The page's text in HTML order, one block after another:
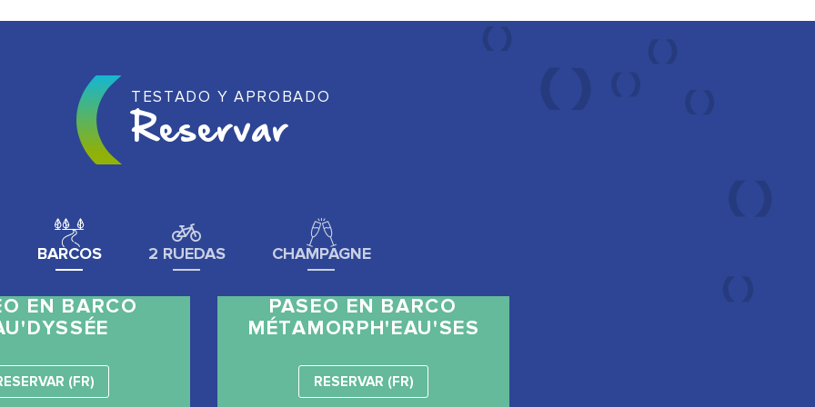
TESTADO Y APROBADO
Reservar
BARCOS 2 RUEDAS CHAMPAGNE
EN BARCO
(FR)
PASEO EN BARCO
MÉTAMORPH'EAU'SES
RESERVAR (FR)